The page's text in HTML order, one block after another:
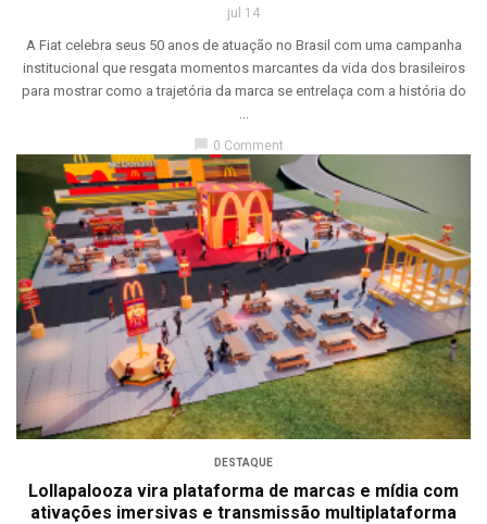
jul 14
A Fiat celebra seus 50 anos de atuação no Brasil com uma campanha
institucional que resgata momentos marcantes da vida dos brasileiros
para mostrar como a trajetória da marca se entrelaça com a história do
...
chat_bubble 0 Comment
DESTAQUE
Lollapalooza vira plataforma de marcas e mídia com
ativações imersivas e transmissão multiplataforma